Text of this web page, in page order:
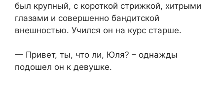
был крупный, с короткой стрижкой, хитрыми
глазами и совершенно бандитской
внешностью. Учился он на курс старше.
— Привет, ты, что ли, Юля? – однажды
подошел он к девушке.